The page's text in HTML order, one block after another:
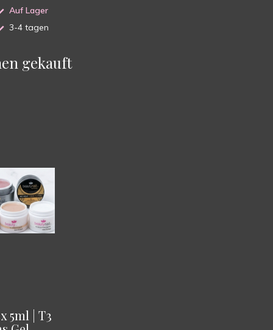
Auf Lager
3-4 tagen
gekauft
5ml | T3